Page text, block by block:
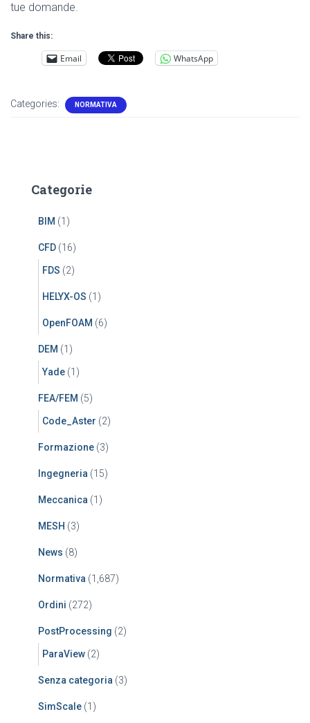
tue domande.
Share this:
Email WhatsApp
Categories: NORMATIVA
Categorie
BIM (1)
CFD (16)
FDS (2)
HELYX-OS (1)
OpenFOAM (6)
DEM (1)
Yade (1)
FEA/FEM (5)
Code_Aster (2)
Formazione (3)
Ingegneria (15)
Meccanica (1)
MESH (3)
News (8)
Normativa (1,687)
Ordini (272)
PostProcessing (2)
ParaView (2)
Senza categoria (3)
SimScale (1)